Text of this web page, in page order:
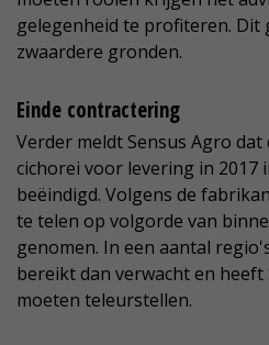
gelegenheid te profiteren. Dit
zwaardere gronden.
Einde contractering
Verder meldt Sensus Agro
cichorei voor levering in 2017
beëindigd. Volgens de
te telen op volgorde van
genomen. In een aantal
bereikt dan verwacht en heeft
moeten teleurstellen.